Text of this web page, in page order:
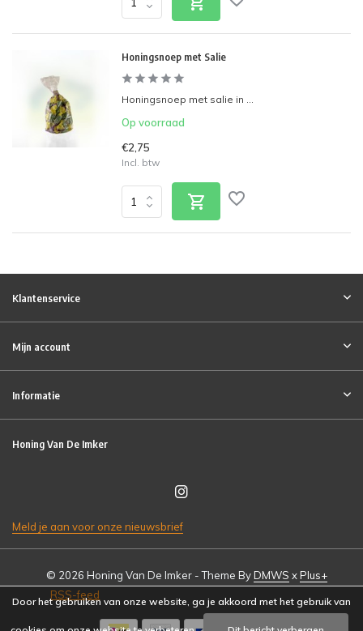
Honingsnoep met Salie
Honingsnoep met salie in ...
Op voorraad
€2,75
Incl. btw
Klantenservice
Mijn account
Informatie
Honing Van De Imker
Meld je aan voor onze nieuwsbrief
© 2026 Honing Van De Imker - Theme ByDMWS xPlus+
RSS-feed
Door het gebruiken van onze website, ga je akkoord met het gebruik van